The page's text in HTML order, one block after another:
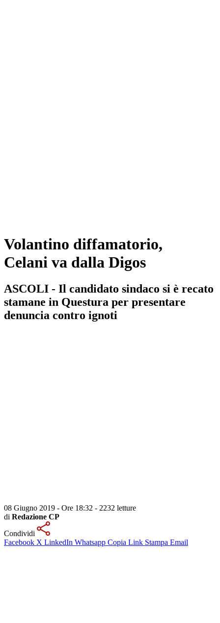
Volantino diffamatorio,
Celani va dalla Digos
ASCOLI - Il candidato sindaco si è recato
stamane in Questura per presentare
denuncia contro ignoti
08 Giugno 2019 - Ore 18:32 - 2232 letture
di Redazione CP
Condividi
Facebook X LinkedIn Whatsapp Copia Link Stampa Email